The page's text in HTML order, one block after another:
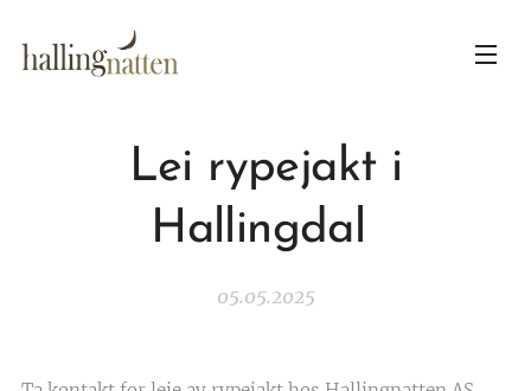
Lei rypejakt i
Hallingdal
05.05.2025